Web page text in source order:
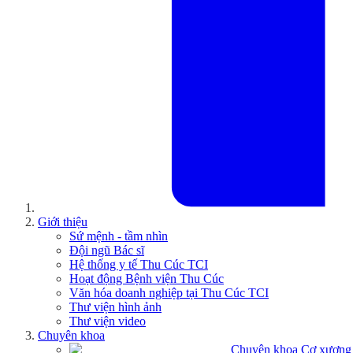
Giới thiệu
Sứ mệnh - tầm nhìn
Đội ngũ Bác sĩ
Hệ thống y tế Thu Cúc TCI
Hoạt động Bệnh viện Thu Cúc
Văn hóa doanh nghiệp tại Thu Cúc TCI
Thư viện hình ảnh
Thư viện video
Chuyên khoa
Chuyên khoa Cơ